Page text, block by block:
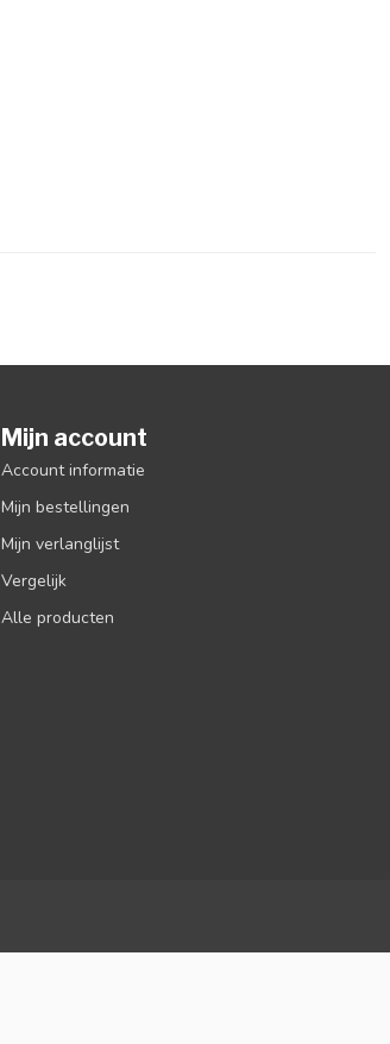
Mijn account
Account informatie
Mijn bestellingen
Mijn verlanglijst
Vergelijk
Alle producten